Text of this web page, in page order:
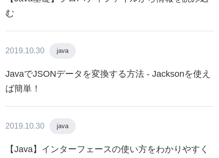
む
2019.10.30 java
JavaでJSONデータを変換する方法 - Jacksonを使え
ば簡単！
2019.10.30 java
【Java】インターフェースの使い方をわかりやすく